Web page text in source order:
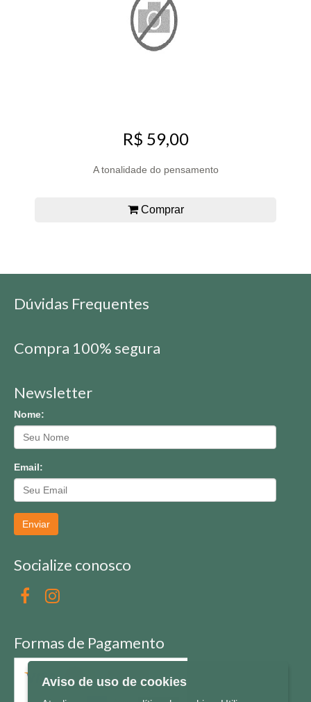
R$ 59,00
A tonalidade do pensamento
Comprar
Dúvidas Frequentes
Compra 100% segura
Newsletter
Nome:
Email:
Enviar
Socialize conosco
Formas de Pagamento
Aviso de uso de cookies